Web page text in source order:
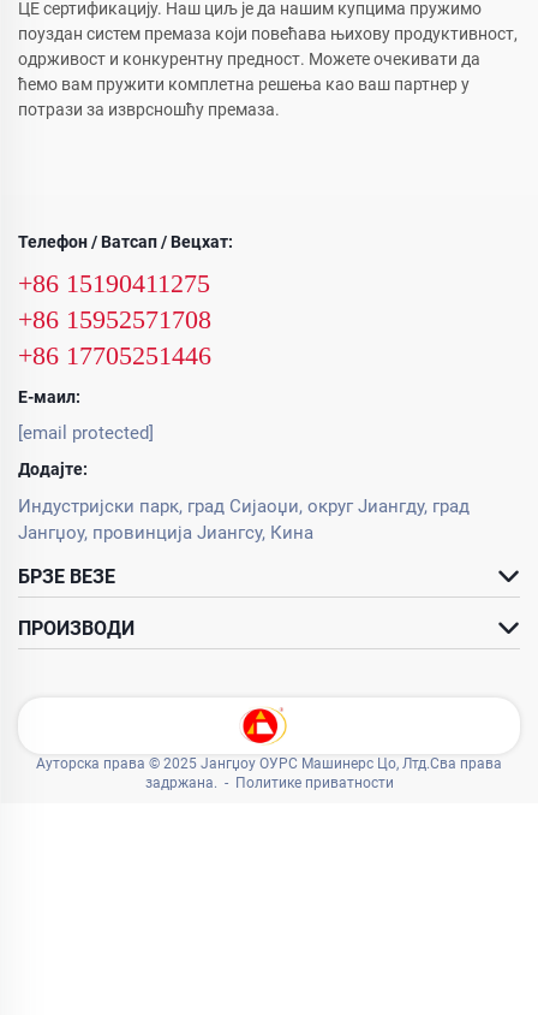
ЦЕ сертификацију. Наш циљ је да нашим купцима пружимо
поуздан систем премаза који повећава њихову продуктивност,
одрживост и конкурентну предност. Можете очекивати да
ћемо вам пружити комплетна решења као ваш партнер у
потрази за изврсношћу премаза.
Телефон / Ватсап / Вецхат:
+86 15190411275
+86 15952571708
+86 17705251446
Е-маил:
[email protected]
Додајте:
Индустријски парк, град Сијаоџи, округ Јиангду, град
Јангџоу, провинција Јиангсу, Кина
БРЗЕ ВЕЗЕ
ПРОИЗВОДИ
Ауторска права © 2025 Јангџоу ОУРС Машинерс Цо, Лтд.Сва права
задржана. - Политике приватности